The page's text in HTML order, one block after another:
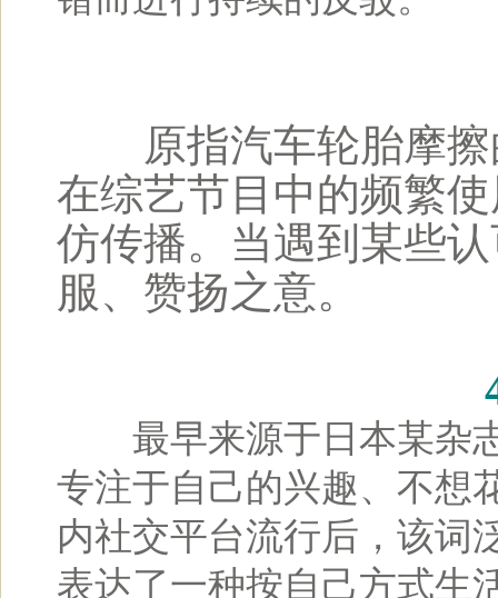
原指汽车轮胎摩擦
在综艺节目中的频繁
仿传播。当遇到某些
服、赞扬之意。
最早来源于日本某杂志
专注于自己的兴趣、不想
内社交平台流行后，该词
表达了一种按自己方式生